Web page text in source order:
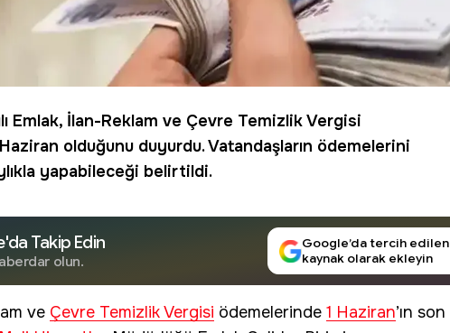
Emlak, İlan-Reklam ve Çevre Temizlik Vergisi
olduğunu duyurdu. Vatandaşların ödemelerini
yapabileceği belirtildi.
Takip Edin
olun.
Google’da tercih edilen
kaynak olarak ekleyin
ve Çevre Temizlik Vergisi ödemelerinde 1 Haziran’ın son